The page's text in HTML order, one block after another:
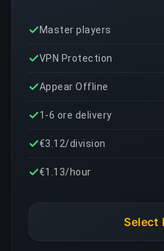
Master players
VPN Protection
Appear Offline
1-6 ore delivery
€3.12/division
€1.13/hour
Select